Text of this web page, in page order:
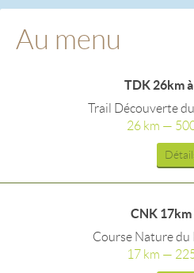
Au menu
TDK 26km
Trail Découverte
26 km —
CNK 17km
Course Nature du
17 km —